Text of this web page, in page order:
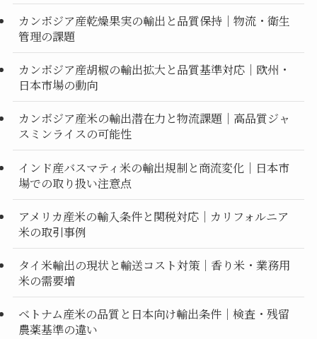
カンボジア産乾燥果実の輸出と品質保持｜物流・衛生
管理の課題
カンボジア産胡椒の輸出拡大と品質基準対応｜欧州・
日本市場の動向
カンボジア産米の輸出潜在力と物流課題｜高品質ジャ
スミンライスの可能性
インド産バスマティ米の輸出規制と商流変化｜日本市
場での取り扱い注意点
アメリカ産米の輸入条件と関税対応｜カリフォルニア
米の取引事例
タイ米輸出の現状と輸送コスト対策｜香り米・業務用
米の需要増
ベトナム産米の品質と日本向け輸出条件｜検査・残留
農薬基準の違い